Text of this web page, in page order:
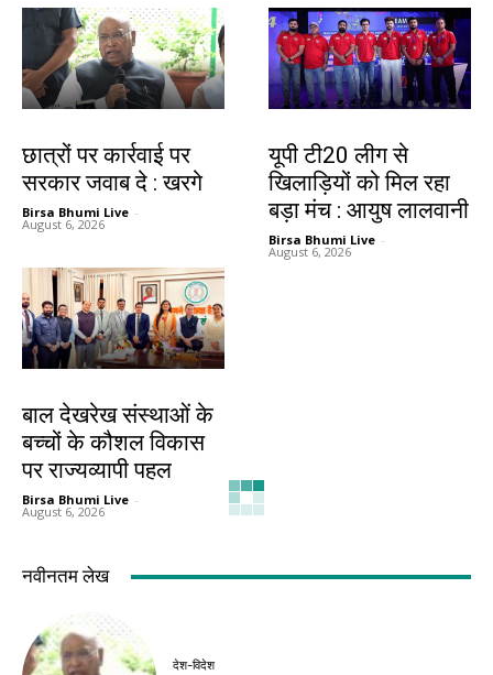
छात्रों पर कार्रवाई पर
सरकार जवाब दे : खरगे
Birsa Bhumi Live -
August 6, 2026
यूपी टी20 लीग से
खिलाड़ियों को मिल रहा
बड़ा मंच : आयुष लालवानी
Birsa Bhumi Live -
August 6, 2026
बाल देखरेख संस्थाओं के
बच्चों के कौशल विकास
पर राज्यव्यापी पहल
Birsa Bhumi Live -
August 6, 2026
नवीनतम लेख
देश-विदेश